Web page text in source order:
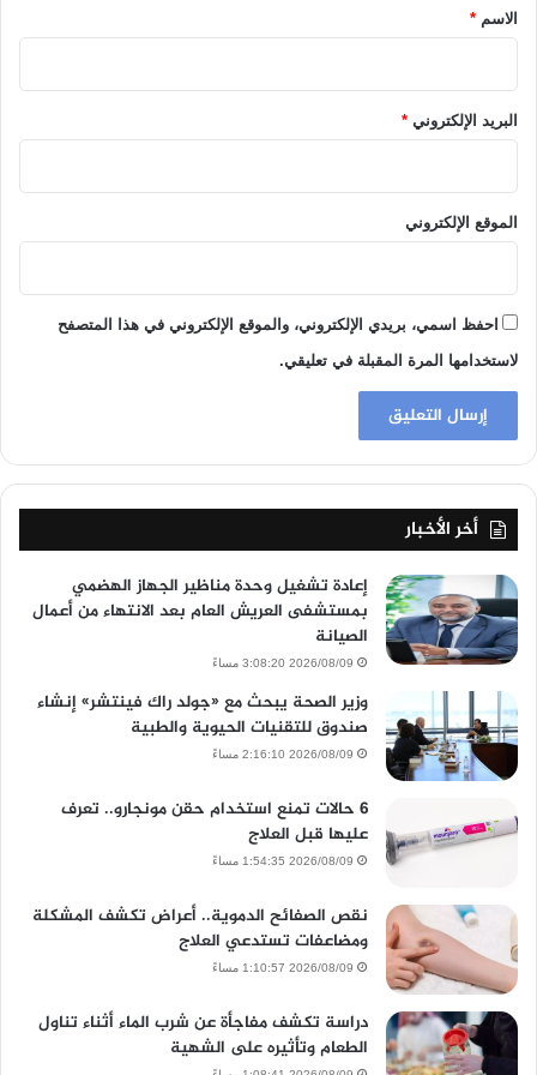
*الاسم *
البريد الإلكتروني *
الموقع الإلكتروني
احفظ اسمي، بريدي الإلكتروني، والموقع الإلكتروني في هذا المتصفح
لاستخدامها المرة المقبلة في تعليقي.
أخر الأخبار
إعادة تشغيل وحدة مناظير الجهاز الهضمي
بمستشفى العريش العام بعد الانتهاء من أعمال
الصيانة
2026/08/09 3:08:20 مساءً
وزير الصحة يبحث مع «جولد راك فينتشر» إنشاء
صندوق للتقنيات الحيوية والطبية
2026/08/09 2:16:10 مساءً
6 حالات تمنع استخدام حقن مونجارو.. تعرف
عليها قبل العلاج
2026/08/09 1:54:35 مساءً
نقص الصفائح الدموية.. أعراض تكشف المشكلة
ومضاعفات تستدعي العلاج
2026/08/09 1:10:57 مساءً
دراسة تكشف مفاجأة عن شرب الماء أثناء تناول
الطعام وتأثيره على الشهية